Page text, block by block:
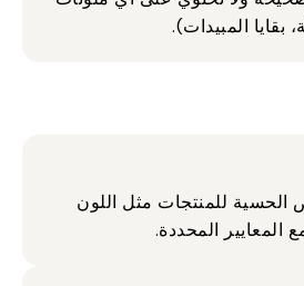
بقايا المبيدات).
الحسية للمنتجات مثل اللون
المعايير المحددة.